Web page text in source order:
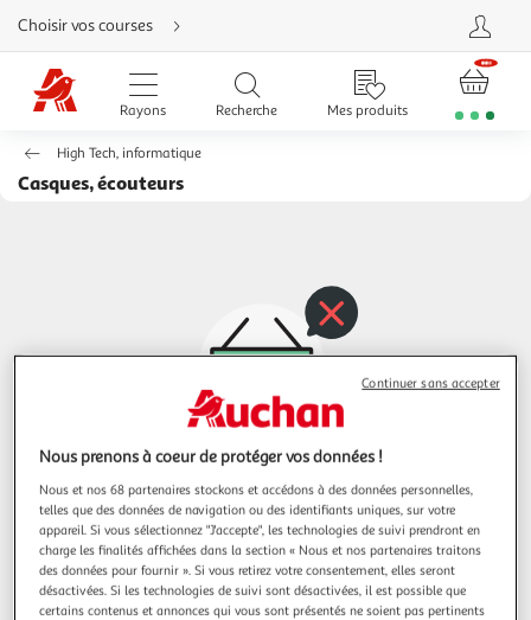
Aller
directement
au
contenu
Aller
directement
Aller
directement
à
Choisir vos courses
Rayons Recherche Mes produits
High Tech, informatique
Casques, écouteurs
Oups, les produits de la catégorie
Casques, écouteursviennent de filer...
Nous vous invitons à lancer une autre recherche...
Nous prenons à coeur de protéger vos données !
Nous et nos 68 partenaires stockons et accédons à des données personnelles,
telles que des données de navigation ou des identifiants uniques, sur votre
appareil. Si vous sélectionnez "J'accepte", les technologies de suivi prendront en
charge les finalités affichées dans la section « Nous et nos partenaires traitons
des données pour fournir ». Si vous retirez votre consentement, elles seront
désactivées. Si les technologies de suivi sont désactivées, il est possible que
certains contenus et annonces qui vous sont présentés ne soient pas pertinents
Continuer sans accepter